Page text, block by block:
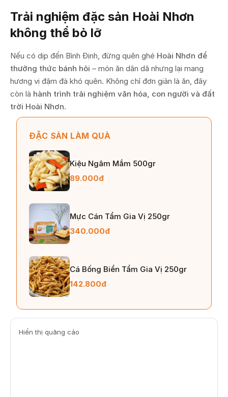
Trải nghiệm đặc sản Hoài Nhơn
không thể bỏ lỡ
Nếu có dịp đến Bình Định, đừng quên ghé Hoài Nhơn để
thưởng thức bánh hỏi – món ăn dân dã nhưng lại mang
hương vị đậm đà khó quên. Không chỉ đơn giản là ăn, đây
còn là hành trình trải nghiệm văn hóa, con người và đất
trời Hoài Nhơn.
ĐẶC SẢN LÀM QUÀ
Kiệu Ngâm Mắm 500gr
89.000đ
Mực Cán Tẩm Gia Vị 250gr
340.000đ
Cá Bống Biển Tẩm Gia Vị 250gr
142.800đ
Hiển thị quảng cáo